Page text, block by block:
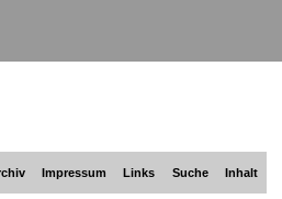
Impressum Links Suche Inhalt